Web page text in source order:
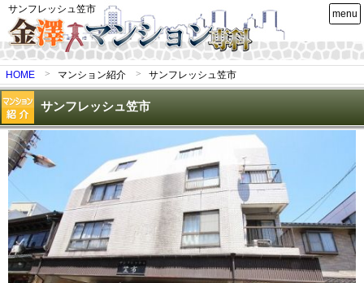
サンフレッシュ笠市
HOME マンション紹介 サンフレッシュ笠市
サンフレッシュ笠市
menu